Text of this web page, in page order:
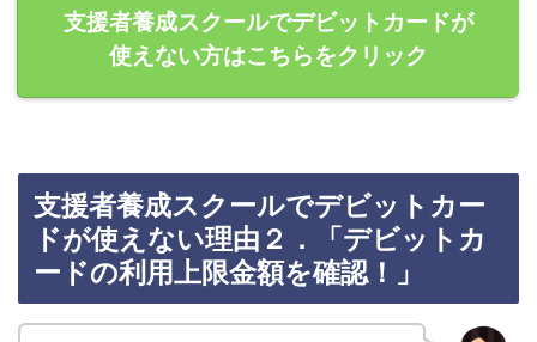
支援者養成スクールでデビットカードが
使えない方はこちらをクリック
支援者養成スクールでデビットカー
ドが使えない理由２．「デビットカ
ードの利用上限金額を確認！」